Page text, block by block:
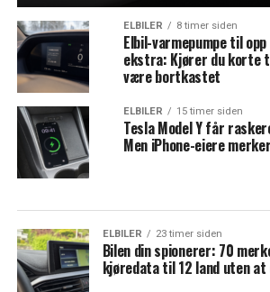
ELBILER 8 timer siden
Elbil-varmepumpe til
ekstra: Kjører du korte
være bortkastet
ELBILER 15 timer siden
Tesla Model Y får
Men iPhone-eiere
ELBILER 23 timer siden
Bilen din spionerer: 70
kjøredata til 12 land uten at